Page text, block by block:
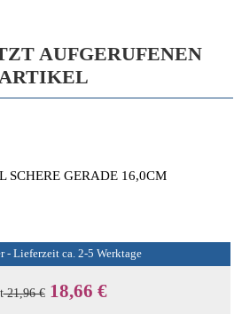
AUFGERUFENEN
SCHERE GERADE 16,0CM
- Lieferzeit ca. 2-5 Werktage
21,96 € 18,66 €